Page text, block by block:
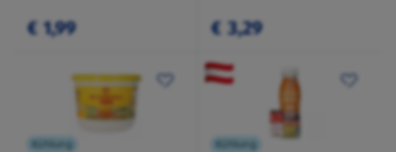
€ 1,99 € 3,29
Kühlung Kühlung